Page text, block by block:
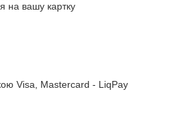
на вашу картку
Visa, Mastercard - LiqPay